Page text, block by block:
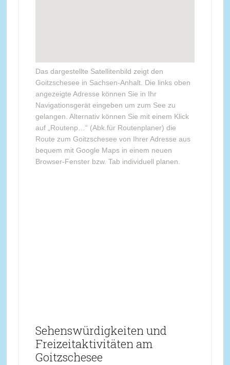
Das dargestellte Satellitenbild zeigt den
Goitzschesee in Sachsen-Anhalt. Die links oben
angezeigte Adresse können Sie in Ihr
Navigationsgerät eingeben um zum See zu
gelangen. Alternativ können Sie mit einem Klick
auf „Routenp…“ (Abk.für Routenplaner) die
Route zum Goitzschesee von Ihrer Adresse aus
bequem mit Google Maps in einem neuen
Browser-Fenster bzw. Tab individuell planen.
Sehenswürdigkeiten und
Freizeitaktivitäten am
Goitzschesee